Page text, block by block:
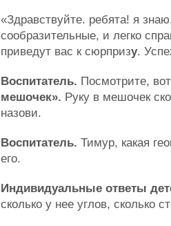
«Здравствуйте. ребята! я
сообразительные, и легко
приведут вас к сюрпризу.
Воспитатель. Посмотрите,
мешочек». Руку в мешочек
назови.
Воспитатель. Тимур, какая
его.
Индивидуальные ответы
сколько у нее углов, сколько